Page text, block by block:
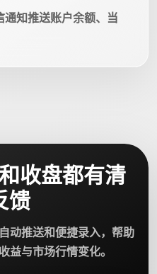
知推送账户余额、当
收盘都有清
馈
动推送和便捷录入，帮助
益与市场行情变化。